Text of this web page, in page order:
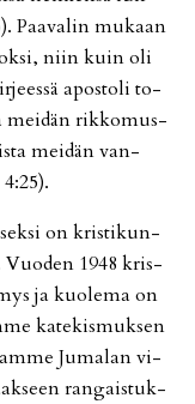
Paa­va­lin mu­kaan
niin kuin oli
apos­to­li to­
mei­dän rik­ko­mus­
mei­dän van­
on kris­ti­kun­
1948 kris­
ja kuo­le­ma on
ka­te­kis­muk­sen
Ju­ma­lan vi­
ran­gais­tuk­